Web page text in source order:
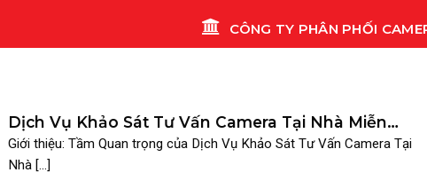
CÔNG TY PHÂN PHỐI
Dịch Vụ Khảo Sát Tư Vấn Camera Tại Nhà Miễn
Phí TPHCM: Suretech Hỗ Trợ Tận Tâm
Giới thiệu: Tầm Quan trọng của Dịch Vụ Khảo Sát Tư Vấn Camera Tại
Nhà [...]